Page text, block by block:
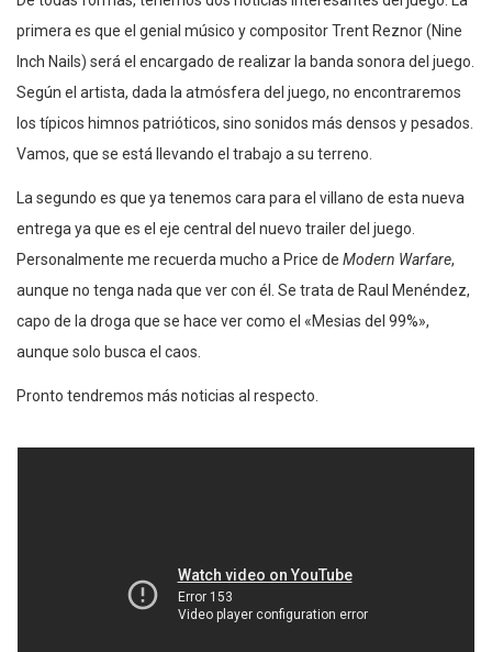
primera es que el genial músico y compositor Trent Reznor (Nine
Inch Nails) será el encargado de realizar la banda sonora del juego.
Según el artista, dada la atmósfera del juego, no encontraremos
los típicos himnos patrióticos, sino sonidos más densos y pesados.
Vamos, que se está llevando el trabajo a su terreno.
La segundo es que ya tenemos cara para el villano de esta nueva
entrega ya que es el eje central del nuevo trailer del juego.
Personalmente me recuerda mucho a Price de Modern Warfare,
aunque no tenga nada que ver con él. Se trata de Raul Menéndez,
capo de la droga que se hace ver como el «Mesias del 99%»,
aunque solo busca el caos.
Pronto tendremos más noticias al respecto.